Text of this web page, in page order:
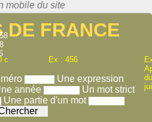
DE FRANCE
c Ex : 456
Une expression
année
Un mot strict
Une partie d'un mot